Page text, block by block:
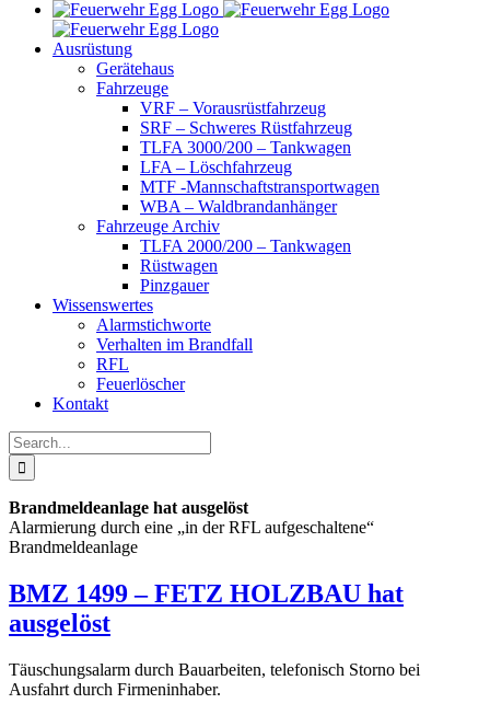
Ausrüstung
Gerätehaus
Fahrzeuge
VRF – Vorausrüstfahrzeug
SRF – Schweres Rüstfahrzeug
TLFA 3000/200 – Tankwagen
LFA – Löschfahrzeug
MTF -Mannschaftstransportwagen
WBA – Waldbrandanhänger
Fahrzeuge Archiv
TLFA 2000/200 – Tankwagen
Rüstwagen
Pinzgauer
Wissenswertes
Alarmstichworte
Verhalten im Brandfall
RFL
Feuerlöscher
Kontakt
Search
for:
Brandmeldeanlage hat ausgelöst
Alarmierung durch eine „in der RFL aufgeschaltene“
Brandmeldeanlage
BMZ 1499 – FETZ HOLZBAU hat
ausgelöst
Täuschungsalarm durch Bauarbeiten, telefonisch Storno bei
Ausfahrt durch Firmeninhaber.